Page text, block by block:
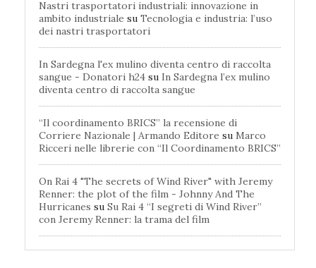
Nastri trasportatori industriali: innovazione in
ambito industriale su Tecnologia e industria: l’uso
dei nastri trasportatori
In Sardegna l'ex mulino diventa centro di raccolta
sangue - Donatori h24 su In Sardegna l’ex mulino
diventa centro di raccolta sangue
“Il coordinamento BRICS” la recensione di
Corriere Nazionale | Armando Editore su Marco
Ricceri nelle librerie con “Il Coordinamento BRICS”
On Rai 4 "The secrets of Wind River" with Jeremy
Renner: the plot of the film - Johnny And The
Hurricanes su Su Rai 4 “I segreti di Wind River”
con Jeremy Renner: la trama del film